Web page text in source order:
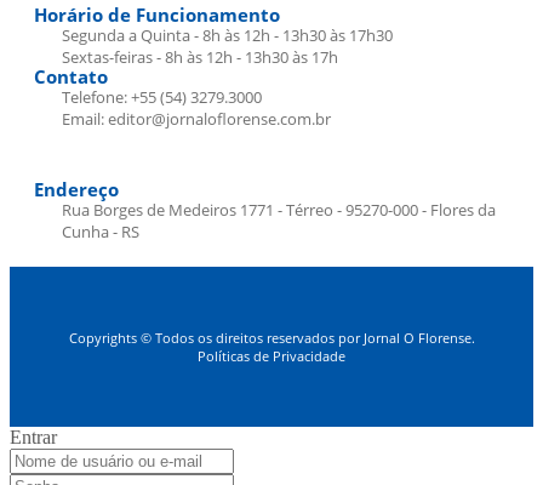
Horário de Funcionamento
Segunda a Quinta - 8h às 12h - 13h30 às 17h30
Sextas-feiras - 8h às 12h - 13h30 às 17h
Contato
Telefone: +55 (54) 3279.3000
Email: editor@jornaloflorense.com.br
Endereço
Rua Borges de Medeiros 1771 - Térreo - 95270-000 - Flores da
Cunha - RS
Copyrights © Todos os direitos reservados por Jornal O Florense.
Políticas de Privacidade
Entrar